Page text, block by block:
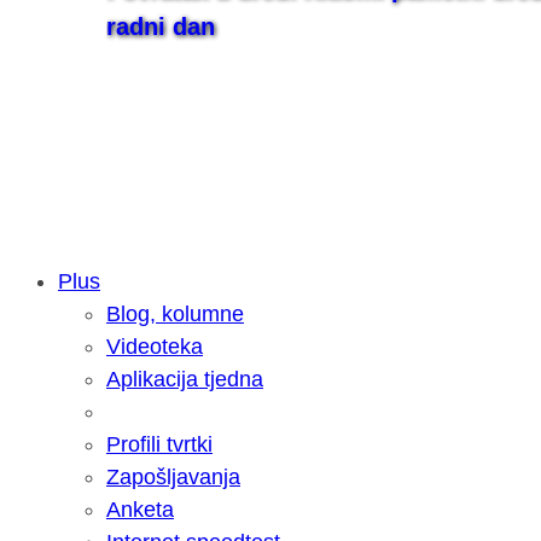
radni dan
Samsung otkrio kako je nastajala
razvoja donijelo tanje i izdržljivije
Plus
Blog, kolumne
Videoteka
Aplikacija tjedna
Profili tvrtki
Zapošljavanja
Anketa